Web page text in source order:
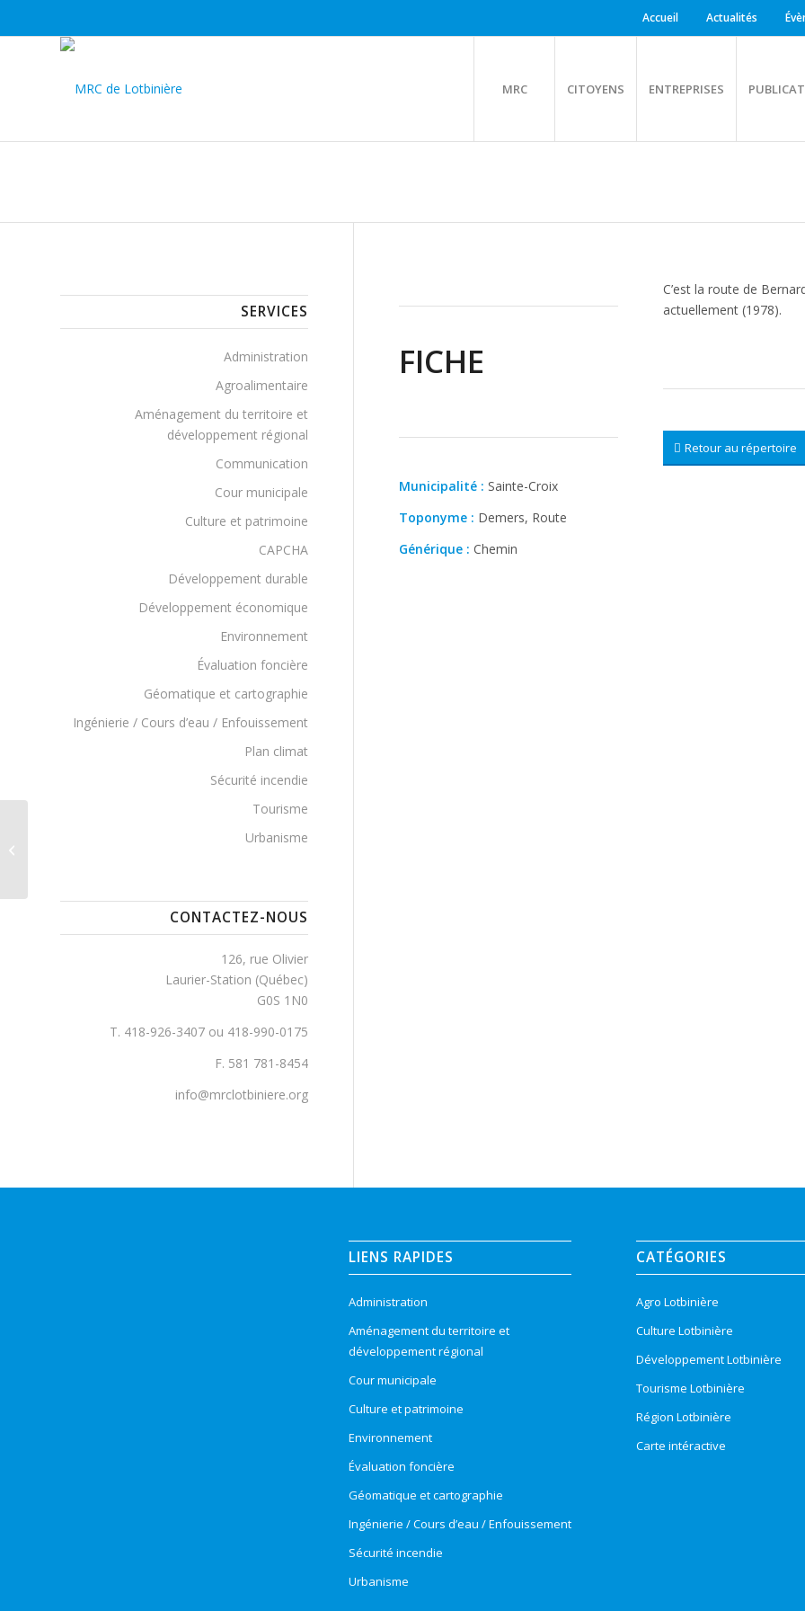
Accueil Actualités
MRC CITOYENS ENTREPRISES
FICHE
Municipalité : Sainte-Croix
Toponyme : Demers, Route
Générique : Chemin
C’est la route de
actuellement (1978).
Retour au répertoire
SERVICES
Administration
Agroalimentaire
Aménagement du territoire et
développement régional
Communication
Cour municipale
Culture et patrimoine
CAPCHA
Développement durable
Développement économique
Environnement
Évaluation foncière
Géomatique et cartographie
Ingénierie / Cours d’eau / Enfouissement
Plan climat
Sécurité incendie
Tourisme
Urbanisme
CONTACTEZ-NOUS
126, rue Olivier
Laurier-Station (Québec)
G0S 1N0
T. 418-926-3407 ou 418-990-0175
F. 581 781-8454
info@mrclotbiniere.org
LIENS RAPIDES
Administration
Aménagement du territoire et
développement régional
Cour municipale
Culture et patrimoine
Environnement
Évaluation foncière
Géomatique et cartographie
Ingénierie / Cours d’eau / Enfouissement
Sécurité incendie
Urbanisme
CATÉGORIES
Agro Lotbinière
Culture Lotbinière
Développement Lotbinière
Tourisme Lotbinière
Région Lotbinière
Carte intéractive